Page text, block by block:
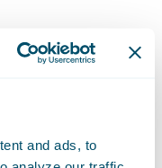
and ads, to
sehen die
Fünftel der
keine